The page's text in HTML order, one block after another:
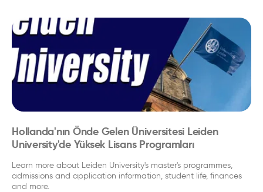
Hollanda'nın Önde Gelen Üniversitesi Leiden
University'de Yüksek Lisans Programları
Learn more about Leiden University's master's programmes,
admissions and application information, student life, finances
and more.